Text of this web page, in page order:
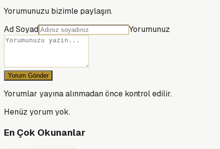
Yorumunuzu bizimle paylaşın.
Ad Soyad
Yorumunuz
Yorum Gönder
Yorumlar yayına alınmadan önce kontrol edilir.
Henüz yorum yok.
En Çok Okunanlar